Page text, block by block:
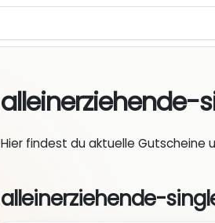
alleinerziehende-
Hier findest du aktuelle Gutscheine
alleinerziehende-